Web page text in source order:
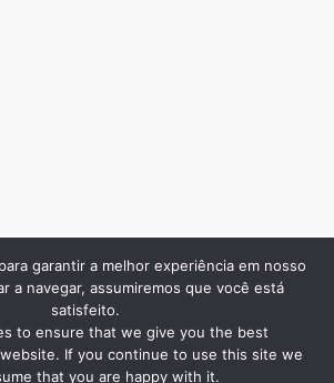
garantir a melhor experiência em nosso
a navegar, assumiremos que você está
satisfeito.
to ensure that we give you the best
If you continue to use this site we
that you are happy with it.